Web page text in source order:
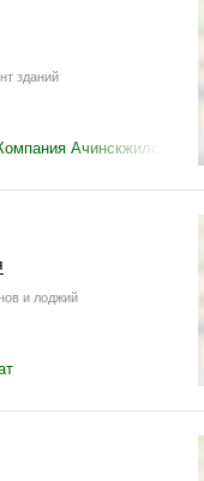
зданий
Ачинскжилстрой
и лоджий